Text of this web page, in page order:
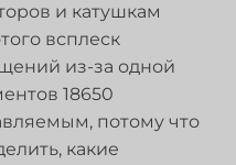
и катушкам
всплеск
из-за одной
18650
потому что
какие